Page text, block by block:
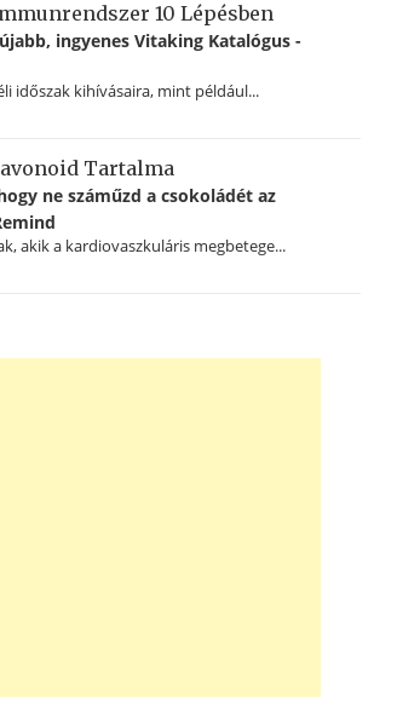
10 Lépésben
ingyenes Vitaking Katalógus -
időszak kihívásaira, mint például...
Tartalma
ne száműzd a csokoládét az
akik a kardiovaszkuláris megbetege...